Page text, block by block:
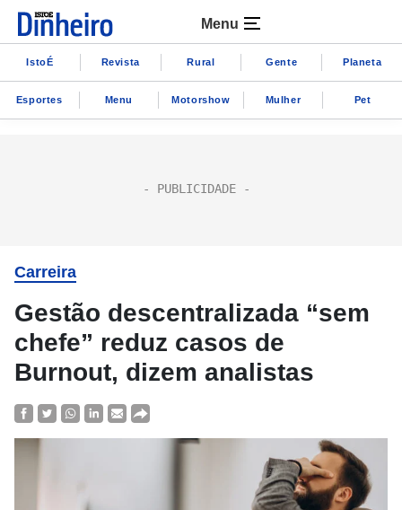
Menu
IstoÉ Revista Rural Gente Planeta
Esportes Menu Motorshow Mulher Pet
Carreira
Gestão descentralizada “sem
chefe” reduz casos de
Burnout, dizem analistas